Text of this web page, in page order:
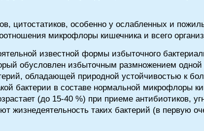
цитостатиков, особенно у ослабленных и
микрофлоры кишечника и всего
известной формы избыточного
обусловлен избыточным размножением одной
обладающей природной устойчивостью к
бактерии в составе нормальной микрофлоры
(до 15-40 %) при приеме антибиотиков,
жизнедеятельность таких бактерий (в первую